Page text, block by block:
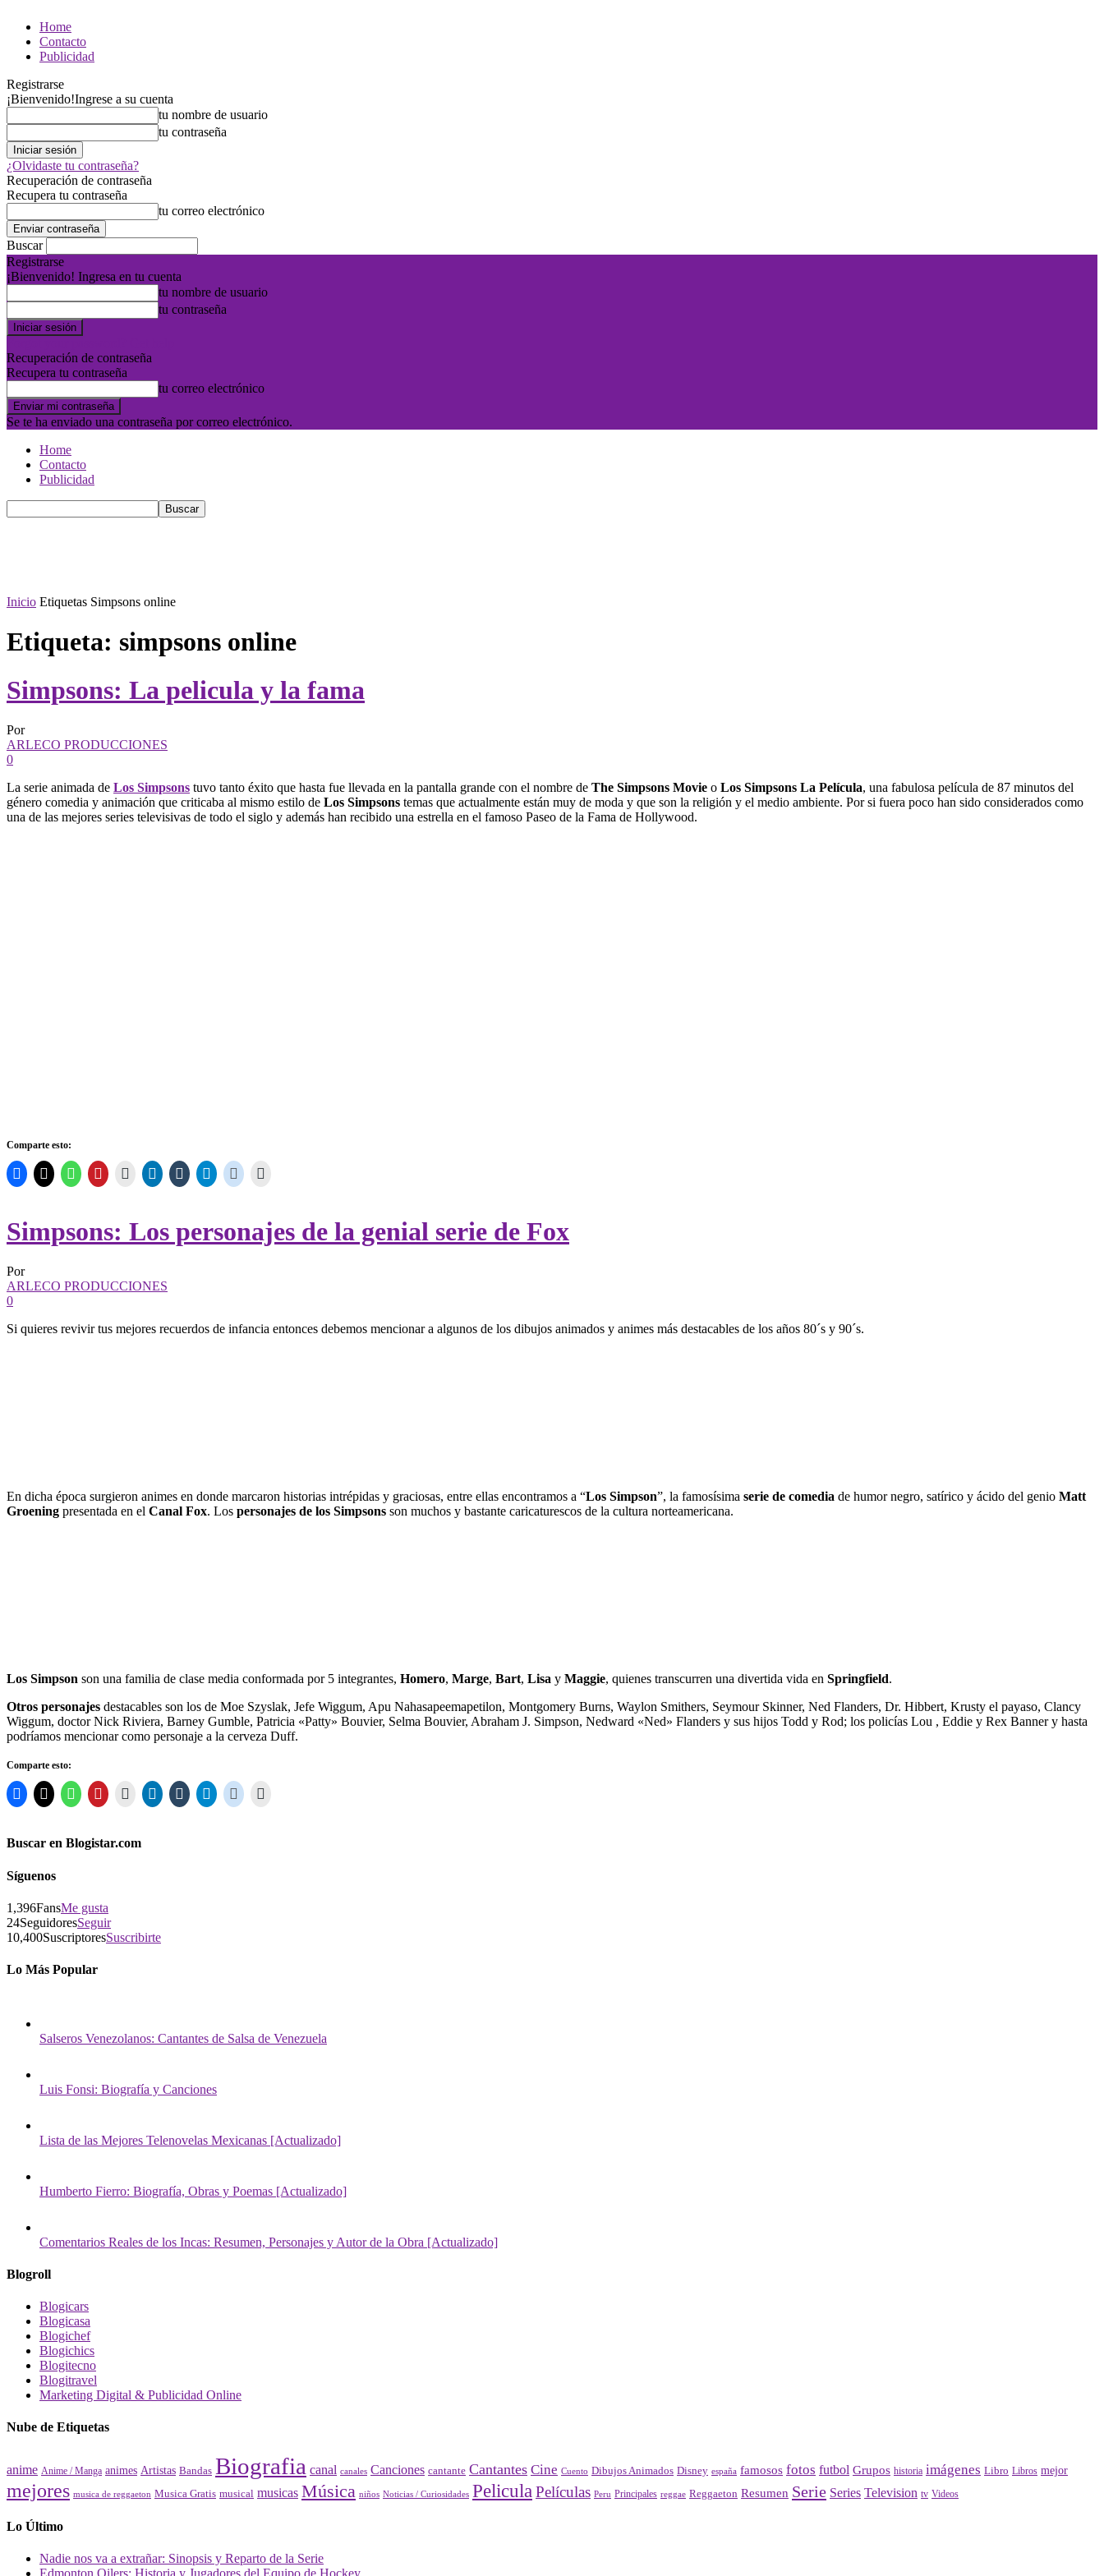
Home
Contacto
Publicidad
Registrarse
¡Bienvenido!Ingrese a su cuenta
tu nombre de usuario
tu contraseña
¿Olvidaste tu contraseña?
Recuperación de contraseña
Recupera tu contraseña
tu correo electrónico
Buscar
Registrarse
¡Bienvenido! Ingresa en tu cuenta
tu nombre de usuario
tu contraseña
Recuperación de contraseña
Recupera tu contraseña
tu correo electrónico
Se te ha enviado una contraseña por correo electrónico.
Home
Contacto
Publicidad
Inicio Etiquetas Simpsons online
Etiqueta: simpsons online
Simpsons: La pelicula y la fama
Por
ARLECO PRODUCCIONES
0
La serie animada de Los Simpsons tuvo tanto éxito que hasta fue llevada en la pantalla grande con el nombre de The Simpsons Movie o Los Simpsons La Película, una fabulosa película de 87 minutos del
género comedia y animación que criticaba al mismo estilo de Los Simpsons temas que actualmente están muy de moda y que son la religión y el medio ambiente. Por si fuera poco han sido considerados como
una de las mejores series televisivas de todo el siglo y además han recibido una estrella en el famoso Paseo de la Fama de Hollywood.
Comparte esto:
Simpsons: Los personajes de la genial serie de Fox
Por
ARLECO PRODUCCIONES
0
Si quieres revivir tus mejores recuerdos de infancia entonces debemos mencionar a algunos de los dibujos animados y animes más destacables de los años 80´s y 90´s.
En dicha época surgieron animes en donde marcaron historias intrépidas y graciosas, entre ellas encontramos a “Los Simpson”, la famosísima serie de comedia de humor negro, satírico y ácido del genio Matt
Groening presentada en el Canal Fox. Los personajes de los Simpsons son muchos y bastante caricaturescos de la cultura norteamericana.
Los Simpson son una familia de clase media conformada por 5 integrantes, Homero, Marge, Bart, Lisa y Maggie, quienes transcurren una divertida vida en Springfield.
Otros personajes destacables son los de Moe Szyslak, Jefe Wiggum, Apu Nahasapeemapetilon, Montgomery Burns, Waylon Smithers, Seymour Skinner, Ned Flanders, Dr. Hibbert, Krusty el payaso, Clancy
Wiggum, doctor Nick Riviera, Barney Gumble, Patricia «Patty» Bouvier, Selma Bouvier, Abraham J. Simpson, Nedward «Ned» Flanders y sus hijos Todd y Rod; los policías Lou , Eddie y Rex Banner y hasta
podríamos mencionar como personaje a la cerveza Duff.
Comparte esto:
Buscar en Blogistar.com
Síguenos
1,396FansMe gusta
24SeguidoresSeguir
10,400SuscriptoresSuscribirte
Lo Más Popular
Salseros Venezolanos: Cantantes de Salsa de Venezuela
Luis Fonsi: Biografía y Canciones
Lista de las Mejores Telenovelas Mexicanas [Actualizado]
Humberto Fierro: Biografía, Obras y Poemas [Actualizado]
Comentarios Reales de los Incas: Resumen, Personajes y Autor de la Obra [Actualizado]
Blogroll
Blogicars
Blogicasa
Blogichef
Blogichics
Blogitecno
Blogitravel
Marketing Digital & Publicidad Online
Nube de Etiquetas
anime Anime / Manga animes Artistas Bandas Biografia canal canales Canciones cantante Cantantes Cine Cuento Dibujos Animados Disney españa famosos fotos futbol Grupos historia imágenes Libro Libros mejor
mejores musica de reggaeton Musica Gratis musical musicas Música niños Noticias / Curiosidades Pelicula Películas Peru Principales reggae Reggaeton Resumen Serie Series Television tv Videos
Lo Último
Nadie nos va a extrañar: Sinopsis y Reparto de la Serie